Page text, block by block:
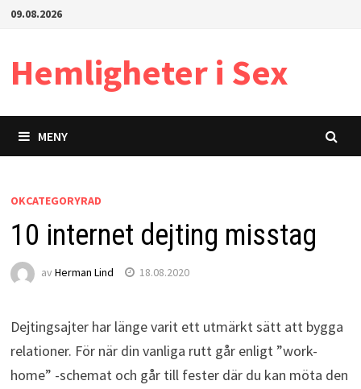
Hoppa
09.08.2026
Hemligheter i Sex
MENY
OKCATEGORYRAD
10 internet dejting misstag
av Herman Lind 18.08.2020
Dejtingsajter har länge varit ett utmärkt sätt att bygga
relationer. För när din vanliga rutt går enligt ”work-
home” -schemat och går till fester där du kan möta den